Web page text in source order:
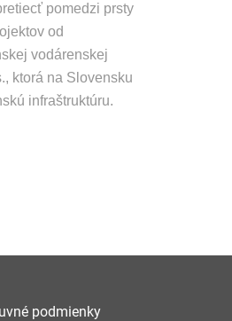
pomedzi prsty
od
vodárenskej
ktorá na Slovensku
infraštruktúru.
podmienky